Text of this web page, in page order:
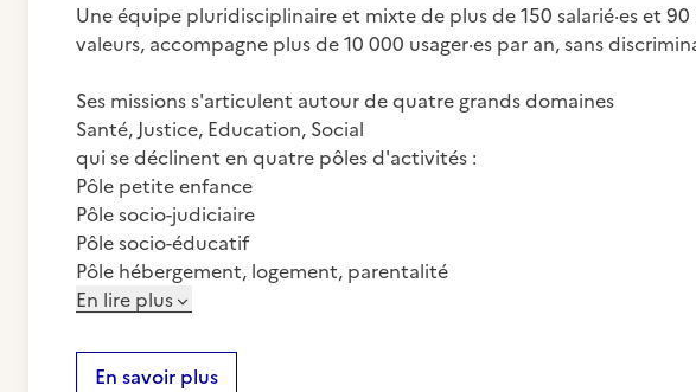
Une équipe pluridisciplinaire et mixte de plus de 150 salarié·es et
valeurs, accompagne plus de 10 000 usager·es par an, sans
Ses missions s'articulent autour de quatre grands domaines
Santé, Justice, Education, Social
qui se déclinent en quatre pôles d'activités :
Pôle petite enfance
Pôle socio-judiciaire
Pôle socio-éducatif
Pôle hébergement, logement, parentalité
En lire plus
En savoir plus